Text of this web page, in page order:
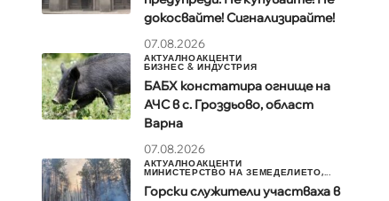
докосвайте! Сигнализирайте!
07.08.2026
АКТУАЛНОАКЦЕНТИ
БИЗНЕС & ИНДУСТРИЯ
БАБХ констатира огнище на
АЧС в с. Гроздьово, област
Варна
07.08.2026
АКТУАЛНОАКЦЕНТИ
МИНИСТЕРСТВО НА ЗЕМЕДЕЛИЕТО,...
Горски служители участваха в